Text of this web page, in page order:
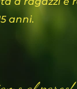
anni.